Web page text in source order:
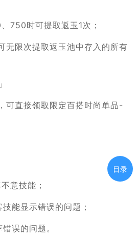
750时可提取返玉1次；
无限次提取返玉池中存入的所有
可直接领取限定百搭时尚单品-
意技能；
能显示错误的问题；
误的问题。
目录